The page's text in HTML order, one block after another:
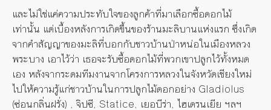
และไม่ใช่แค่ความประทับใจของลูกค้าที่มาเลือกซื้อดอกไม้
เท่านั้น แต่เบื้องหลังการเกิดขึ้นของร้านมะลิบานแห่งแรก ซึ่งเกิด
จากคำสัญญาของมะลิที่บอกกับชาวบ้านป่าหน่อในเมืองหลวง
พระบาง เอาไว้ว่า เธอจะรับซื้อดอกไม้ที่พวกเขาปลูกไว้ทั้งหมด
เอง หลังจากระดมทีมงานจากโครงการหลวงในจังหวัดเชียงใหม่
ไปให้ความรู้แก่ชาวบ้านในการปลูกไม้ดอกอย่าง Gladiolus
(ซ่อนกลิ่นฝรั่ง) , จิปซี, Statice, เยอบีร่า, ไฮเดรนเยีย ฯลฯ